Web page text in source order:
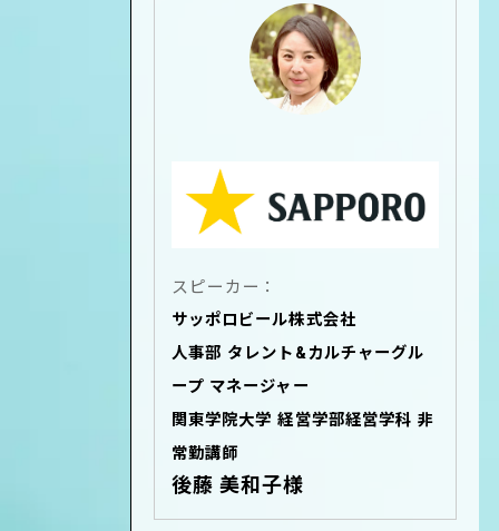
スピーカー：
サッポロビール株式会社
人事部 タレント&カルチャーグル
ープ マネージャー
関東学院大学 経営学部経営学科 非
常勤講師
後藤 美和子様